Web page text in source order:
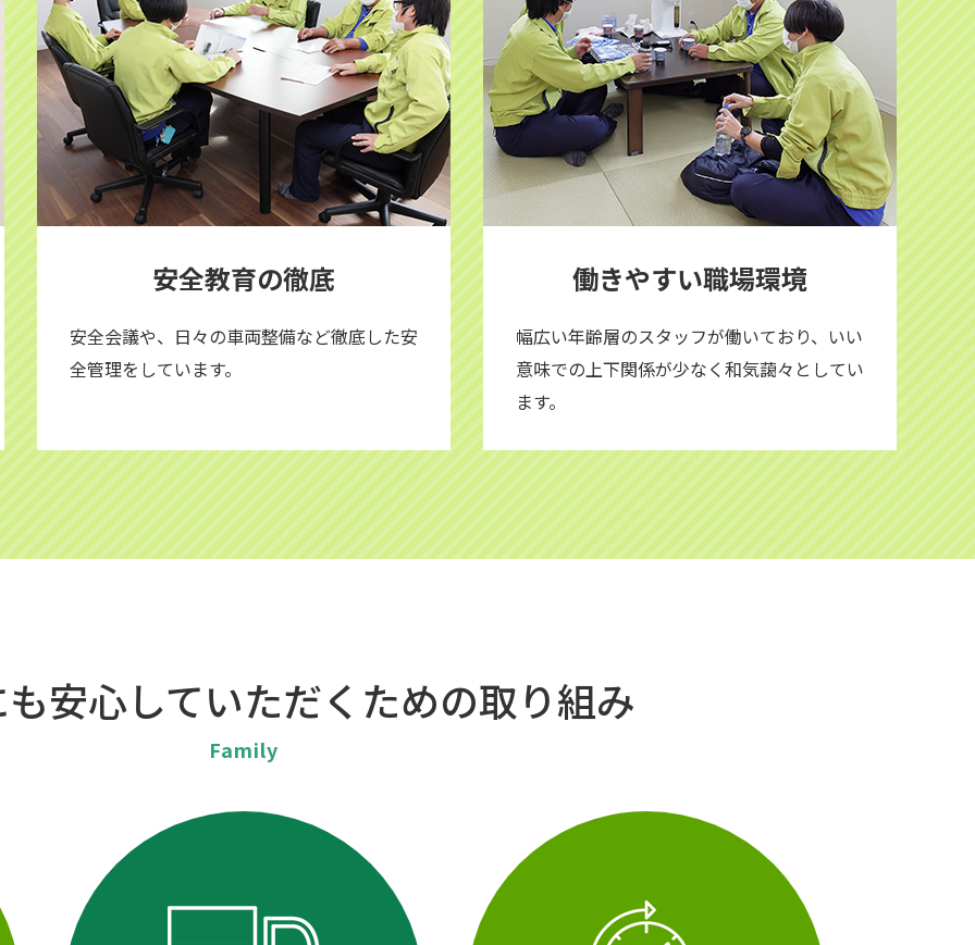
安全教育の徹底
安全会議や、日々の車両整備など徹底した安
全管理をしています。
働きやすい職場環境
幅広い年齢層のスタッフが働いており、いい
意味での上下関係が少なく和気藹々としてい
ます。
安心していただくための取り組み
Family